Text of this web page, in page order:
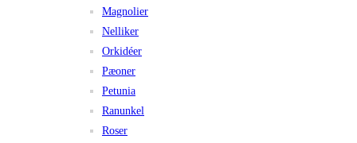
Magnolier
Nelliker
Orkidéer
Pæoner
Petunia
Ranunkel
Roser